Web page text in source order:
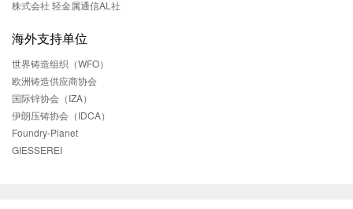
株式会社 轻金属通信AL社
海外支持单位
世界铸造组织（WFO）
欧洲铸造供应商协会
国际锌协会（IZA）
伊朗压铸协会（IDCA）
Foundry-Planet
GIESSEREI